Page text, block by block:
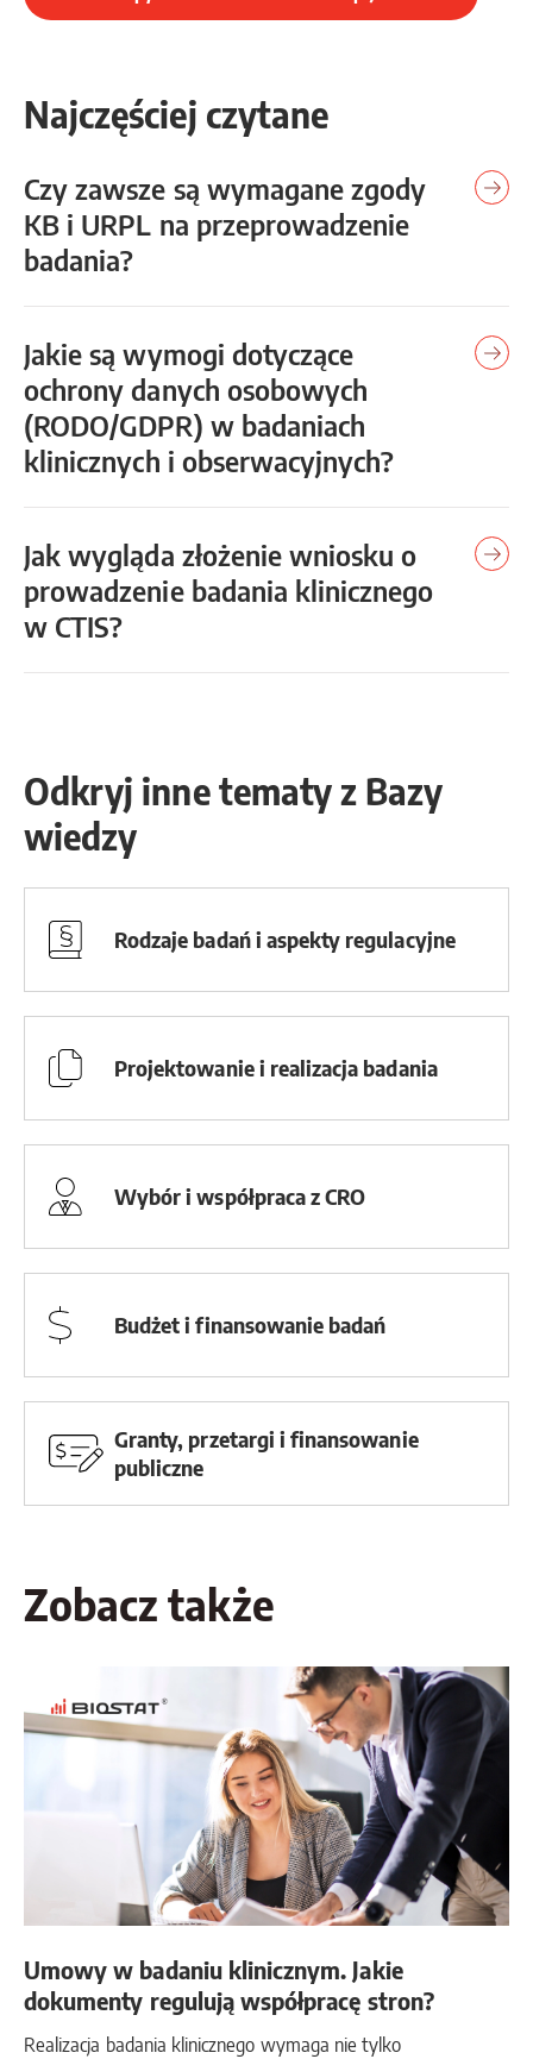
Zobacz także
Umowy w badaniu klinicznym. Jakie
dokumenty regulują współpracę stron?
Realizacja badania klinicznego wymaga nie tylko
Najczęściej czytane
Czy zawsze są wymagane zgody
KB i URPL na przeprowadzenie
badania?
Jakie są wymogi dotyczące
ochrony danych osobowych
(RODO/GDPR) w badaniach
klinicznych i obserwacyjnych?
Jak wygląda złożenie wniosku o
prowadzenie badania klinicznego
w CTIS?
Odkryj inne tematy z Bazy
wiedzy
Rodzaje badań i aspekty regulacyjne
Projektowanie i realizacja badania
Wybór i współpraca z CRO
Budżet i finansowanie badań
Granty, przetargi i finansowanie
publiczne